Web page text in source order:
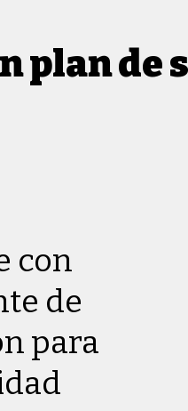
plan de
con
de
para